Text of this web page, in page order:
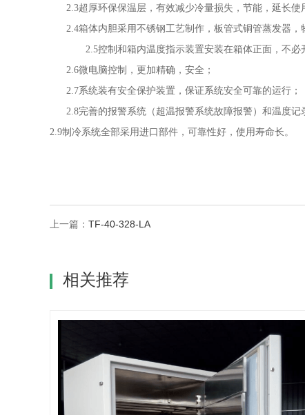
2.3超厚环保保温层，有效减少冷量损失，节能，延长使
2.4箱体内胆采用不锈钢工艺制作，板管式铜管蒸发器，
2.5控制和箱内温度指示装置安装在箱体正面，不
2.6微电脑控制，更加精确，安全；
2.7系统装有安全保护装置，保证系统安全可靠的运行；
2.8完善的报警系统（超温报警系统故障报警）和温度记
2.9制冷系统全部采用进口部件，可靠性好，使用寿命长。
上一篇： TF-40-328-LA
相关推荐